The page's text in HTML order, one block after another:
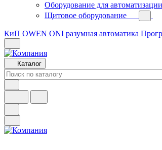
Оборудование для автоматизации
Щитовое оборудование
КиП OWEN ONI разумная автоматика
Каталог